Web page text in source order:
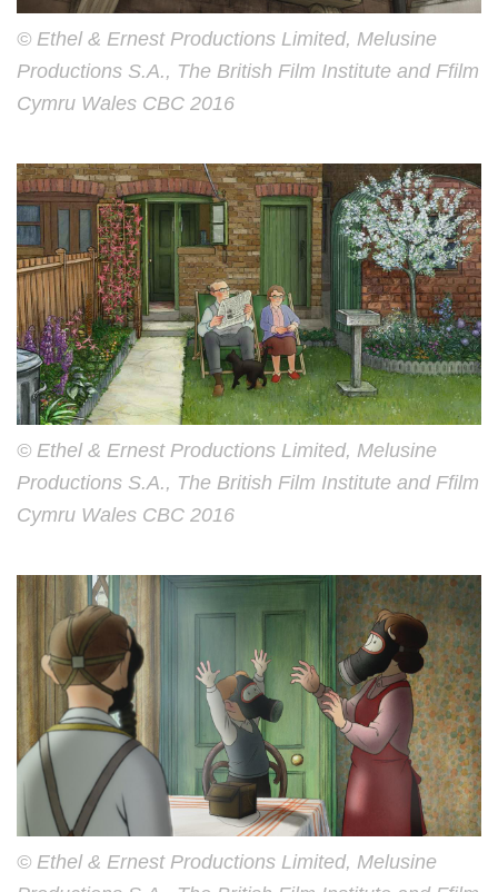
© Ethel & Ernest Productions Limited, Melusine
Productions S.A., The British Film Institute and Ffilm
Cymru Wales CBC 2016
© Ethel & Ernest Productions Limited, Melusine
Productions S.A., The British Film Institute and Ffilm
Cymru Wales CBC 2016
© Ethel & Ernest Productions Limited, Melusine